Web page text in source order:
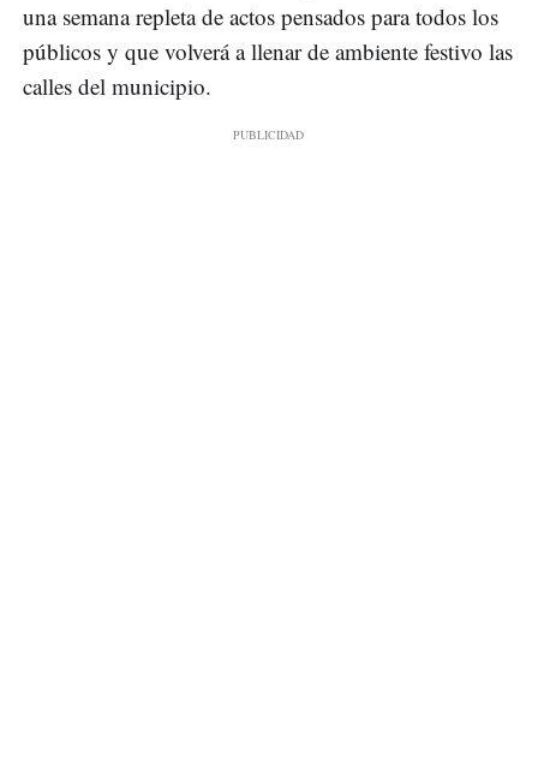
una semana repleta de actos pensados para todos los
públicos y que volverá a llenar de ambiente festivo las
calles del municipio.